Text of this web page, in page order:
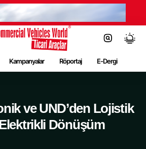
Kampanyalar Röportaj E-Dergi
ve UND’den Lojistik
Dönüşüm